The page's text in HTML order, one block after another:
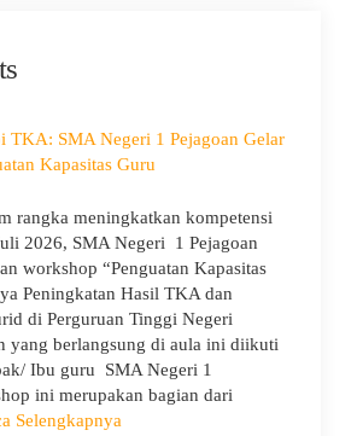
TKA: SMA Negeri 1 Pejagoan Gelar
Kapasitas Guru
rangka meningkatkan kompetensi
2026, SMA Negeri 1 Pejagoan
workshop “Penguatan Kapasitas
Peningkatan Hasil TKA dan
di Perguruan Tinggi Negeri
yang berlangsung di aula ini diikuti
Ibu guru SMA Negeri 1
ini merupakan bagian dari
Selengkapnya